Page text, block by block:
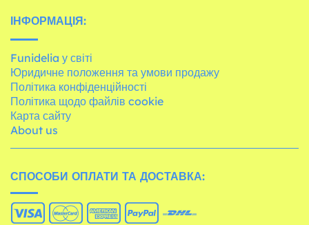
ІНФОРМАЦІЯ:
Funidelia у світі
Юридичне положення та умови продажу
Політика конфіденційності
Політика щодо файлів cookie
Карта сайту
About us
СПОСОБИ ОПЛАТИ ТА ДОСТАВКА: